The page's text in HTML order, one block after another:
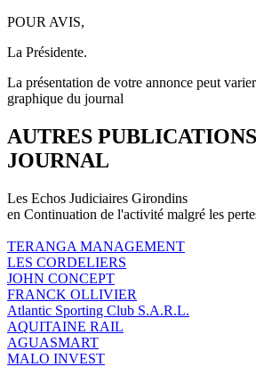
POUR AVIS,
La Présidente.
La présentation de votre annonce peut
graphique du journal
AUTRES
JOURNAL
Les Echos Judiciaires Girondins
en Continuation de l'activité malgré les
TERANGA MANAGEMENT
LES CORDELIERS
JOHN CONCEPT
FRANCK OLLIVIER
Atlantic Sporting Club S.A.R.L.
AQUITAINE RAIL
AGUASMART
MALO INVEST